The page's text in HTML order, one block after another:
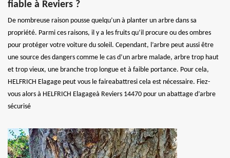
fiable à Reviers ?
De nombreuse raison pousse quelqu’un à planter un arbre dans sa
propriété. Parmi ces raisons, il y a les fruits qu’il procure ou des ombres
pour protéger votre voiture du soleil. Cependant, l’arbre peut aussi être
une source des dangers comme le cas d’un arbre malade, arbre trop haut
et trop vieux, une branche trop longue et à faible portance. Pour cela,
HELFRICH Elagage peut vous le faireabattresi cela est nécessaire. Fiez-
vous alors à HELFRICH Elagageà Reviers 14470 pour un abattage d’arbre
sécurisé